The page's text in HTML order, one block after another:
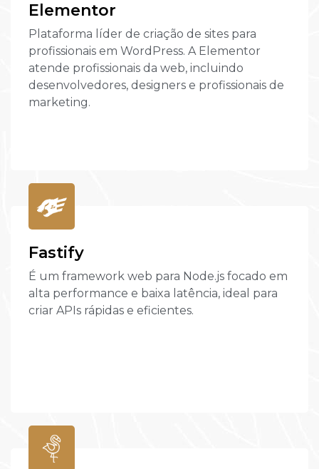
Elementor
Plataforma líder de criação de sites para
profissionais em WordPress. A Elementor
atende profissionais da web, incluindo
desenvolvedores, designers e profissionais de
marketing.
Fastify
É um framework web para Node.js focado em
alta performance e baixa latência, ideal para
criar APIs rápidas e eficientes.